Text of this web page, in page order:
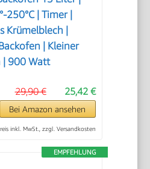
250°C | Timer |
Krümelblech |
| Kleiner
| 900 Watt
25,42 €
29,90 €
Bei Amazon ansehen
inkl. MwSt., zzgl. Versandkosten
EMPFEHLUNG